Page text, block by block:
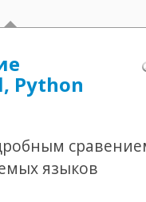
Python
языков